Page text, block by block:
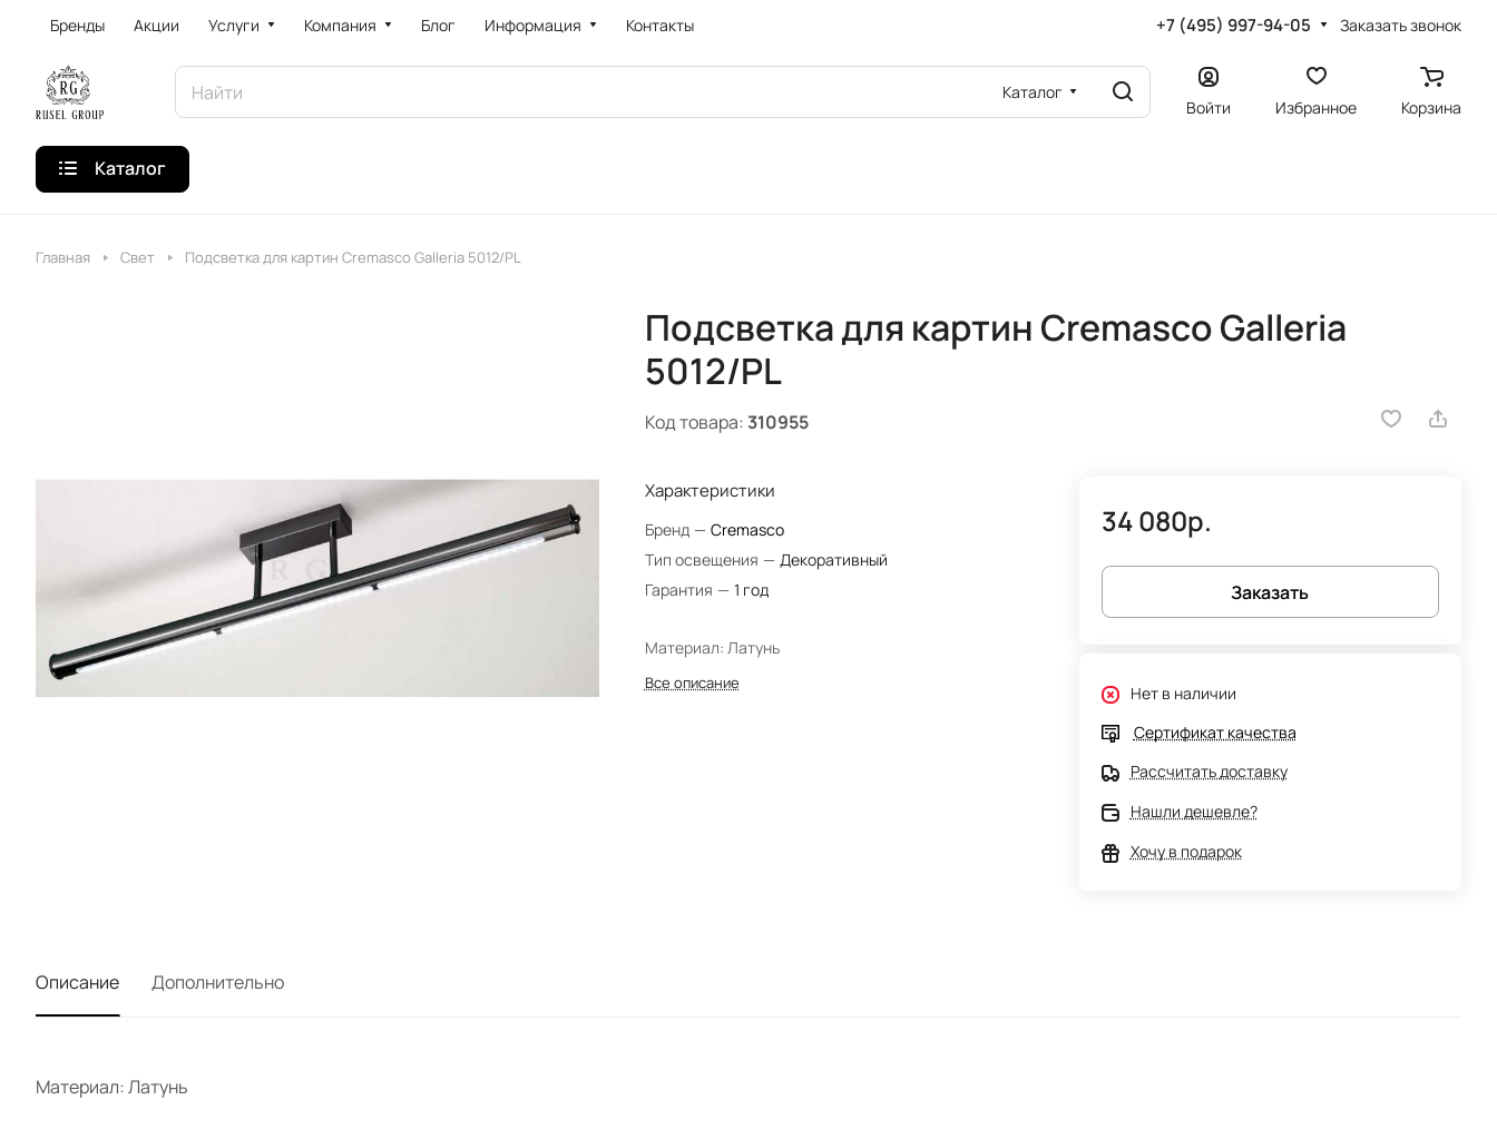
Бренды Акции Услуги Компания Блог Информация Контакты +7 (495) 997-94-05 Заказать звонок
Каталог
Войти Избранное Корзина
Каталог
Главная Свет Подсветка для картин Cremasco Galleria 5012/PL
Подсветка для картин Cremasco Galleria
5012/PL
Код товара:310955
Характеристики
Бренд — Cremasco
Тип освещения — Декоративный
Гарантия — 1 год
Материал: Латунь
Все описание
34 080р.
Заказать
Нет в наличии
Сертификат качества
Рассчитать доставку
Нашли дешевле?
Хочу в подарок
Описание Дополнительно
Материал: Латунь